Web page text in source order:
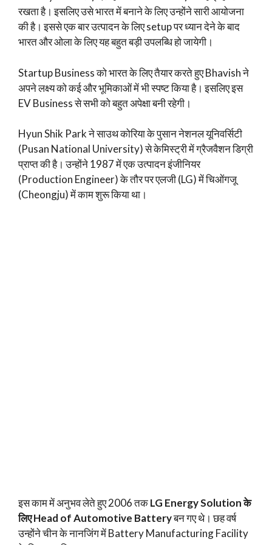
रखता है। इसलिए उसे भारत में बनाने के लिए उन्होंने सारी आयोजना
की है। इससे एक बार उत्पादन के लिए setup पर ध्यान देने के बाद
भारत और ओला के लिए यह बहुत बड़ी उपलब्धि हो जायेगी।
Startup Business को भारत के लिए तैयार करते हुए Bhavish ने
अपने लक्ष्य को कई और भूमिकाओं में भी स्पष्ट किया है। इसलिए इस
EV Business से सभी को बहुत अपेक्षा बनी रहेगी।
Hyun Shik Park ने साउथ कोरिया के पुसान नेशनल यूनिवर्सिटी
(Pusan National University) से केमिस्ट्री में ग्रैजवैशन डिग्री
प्राप्त की है। उन्होंने 1987 में एक उत्पादन इंजीनियर
(Production Engineer) के तौर पर एलजी (LG) में चिओंगजू
(Cheongju) में काम शुरू किया था।
इस काम में अनुभव लेते हुए 2006 तकLG Energy Solution के
लिए Head of Automotive Batteryबन गए थे। छह वर्ष
उन्होंने चीन के नानजिंग में Battery Manufacturing Facility